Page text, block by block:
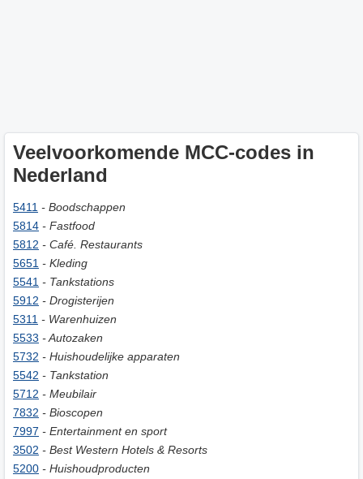
Veelvoorkomende MCC-codes in
Nederland
5411 - Boodschappen
5814 - Fastfood
5812 - Café. Restaurants
5651 - Kleding
5541 - Tankstations
5912 - Drogisterijen
5311 - Warenhuizen
5533 - Autozaken
5732 - Huishoudelijke apparaten
5542 - Tankstation
5712 - Meubilair
7832 - Bioscopen
7997 - Entertainment en sport
3502 - Best Western Hotels & Resorts
5200 - Huishoudproducten